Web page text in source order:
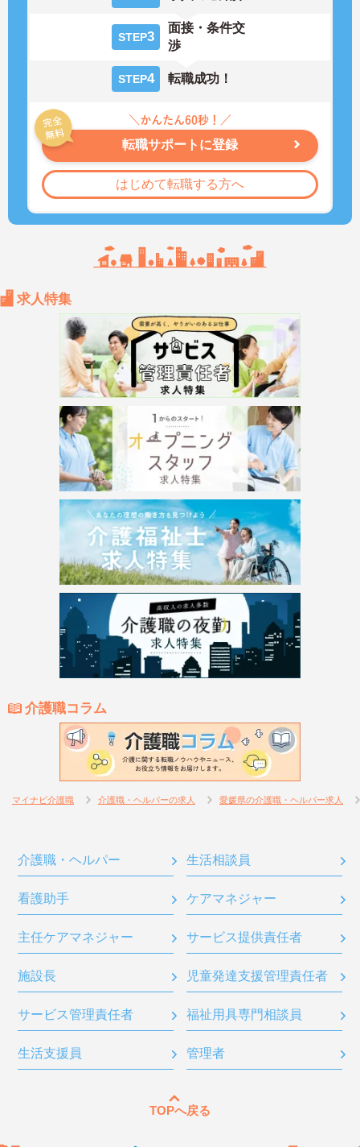
STEP3
面接・条件交
渉
STEP4 転職成功！
転職サポートに登録
はじめて転職する方へ
求人特集
介護職コラム
マイナビ介護職 介護職・ヘルパーの求人 愛媛県の介護職・ヘルパー求人
介護職・ヘルパー 生活相談員
看護助手 ケアマネジャー
主任ケアマネジャー サービス提供責任者
施設長 児童発達支援管理責任者
サービス管理責任者 福祉用具専門相談員
生活支援員 管理者
TOPへ戻る